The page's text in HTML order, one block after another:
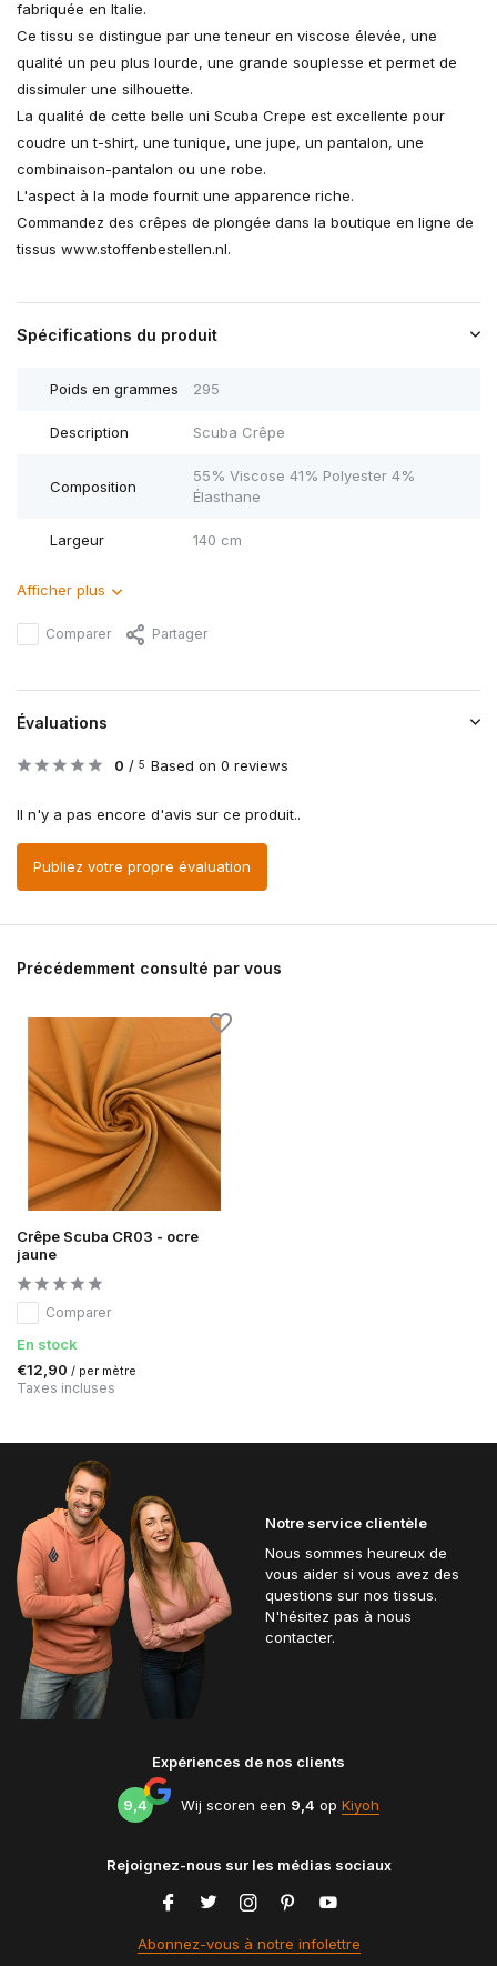
fabriquée en Italie.
Ce tissu se distingue par une teneur en viscose élevée, une
qualité un peu plus lourde, une grande souplesse et permet de
dissimuler une silhouette.
La qualité de cette belle uni Scuba Crepe est excellente pour
coudre un t-shirt, une tunique, une jupe, un pantalon, une
combinaison-pantalon ou une robe.
L'aspect à la mode fournit une apparence riche.
Commandez des crêpes de plongée dans la boutique en ligne de
tissus www.stoffenbestellen.nl.
Spécifications du produit
Poids en grammes 295
Description Scuba Crêpe
Composition
55% Viscose 41% Polyester 4%
Élasthane
Largeur 140 cm
Afficher plus
Comparer Partager
Évaluations
0 / 5 Based on 0 reviews
Il n'y a pas encore d'avis sur ce produit..
Publiez votre propre évaluation
Précédemment consulté par vous
Crêpe Scuba CR03 - ocre
jaune
Comparer
En stock
€12,90 / per mètre
Taxes incluses
Notre service clientèle
Nous sommes heureux de
vous aider si vous avez des
questions sur nos tissus.
N'hésitez pas à nous
contacter.
Expériences de nos clients
9,4 Wij scoren een 9,4 op Kiyoh
Rejoignez-nous sur les médias sociaux
Abonnez-vous à notre infolettre